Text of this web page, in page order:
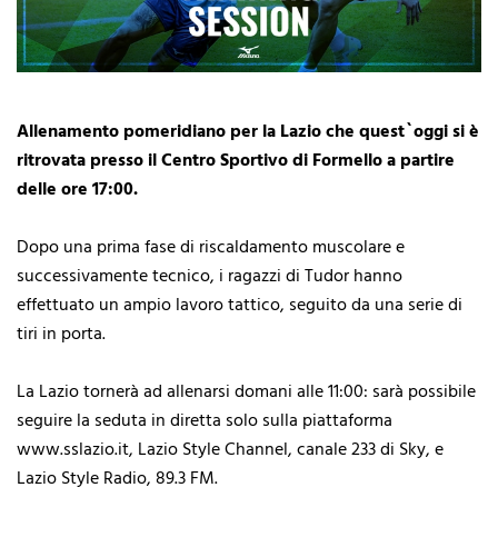
Allenamento pomeridiano per la Lazio che quest`oggi si è
ritrovata presso il Centro Sportivo di Formello a partire
delle ore 17:00.
Dopo una prima fase di riscaldamento muscolare e
successivamente tecnico, i ragazzi di Tudor hanno
effettuato un ampio lavoro tattico, seguito da una serie di
tiri in porta.
La Lazio tornerà ad allenarsi domani alle 11:00: sarà possibile
seguire la seduta in diretta solo sulla piattaforma
www.sslazio.it, Lazio Style Channel, canale 233 di Sky, e
Lazio Style Radio, 89.3 FM.